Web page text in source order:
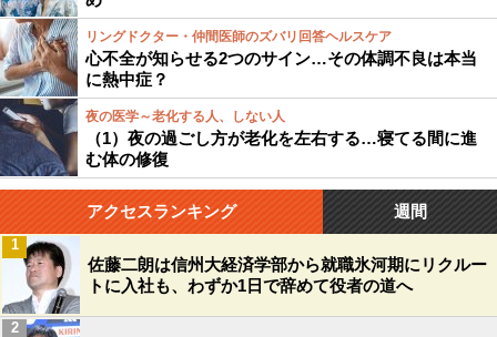
リングドクター・仲間医師のズバリ回答ヘルスケア
心不全が知らせる2つのサイン…その体調不良は本当
に熱中症？
夜の医学～老化する人、しない人
（1）夜の過ごし方が老化を左右する…寝てる間に進
む体の修復
アクセスランキング 週間
佐藤二朗は信州大経済学部から就職氷河期にリクルー
トに入社も、わずか1日で辞めて役者の道へ
1
2